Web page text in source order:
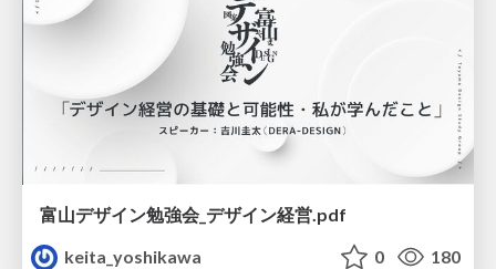
富山デザイン勉強会_デザイン経営.pdf
keita_yoshikawa
0 180